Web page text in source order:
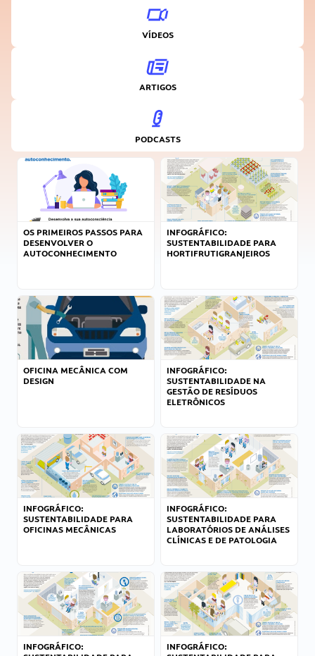
VÍDEOS
ARTIGOS
PODCASTS
OS PRIMEIROS PASSOS PARA
DESENVOLVER O
AUTOCONHECIMENTO
INFOGRÁFICO:
SUSTENTABILIDADE PARA
HORTIFRUTIGRANJEIROS
OFICINA MECÂNICA COM
DESIGN
INFOGRÁFICO:
SUSTENTABILIDADE NA
GESTÃO DE RESÍDUOS
ELETRÔNICOS
INFOGRÁFICO:
SUSTENTABILIDADE PARA
OFICINAS MECÂNICAS
INFOGRÁFICO:
SUSTENTABILIDADE PARA
LABORATÓRIOS DE ANÁLISES
CLÍNICAS E DE PATOLOGIA
INFOGRÁFICO:
INFOGRÁFICO: